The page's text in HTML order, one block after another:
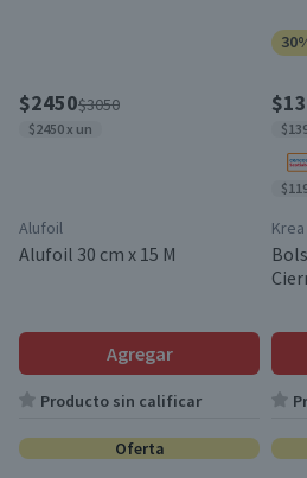
$2450$3050
$2450 x un
Alufoil
Alufoil 30 cm x 15 M
Agregar
Producto sin calificar
Krea
Oferta